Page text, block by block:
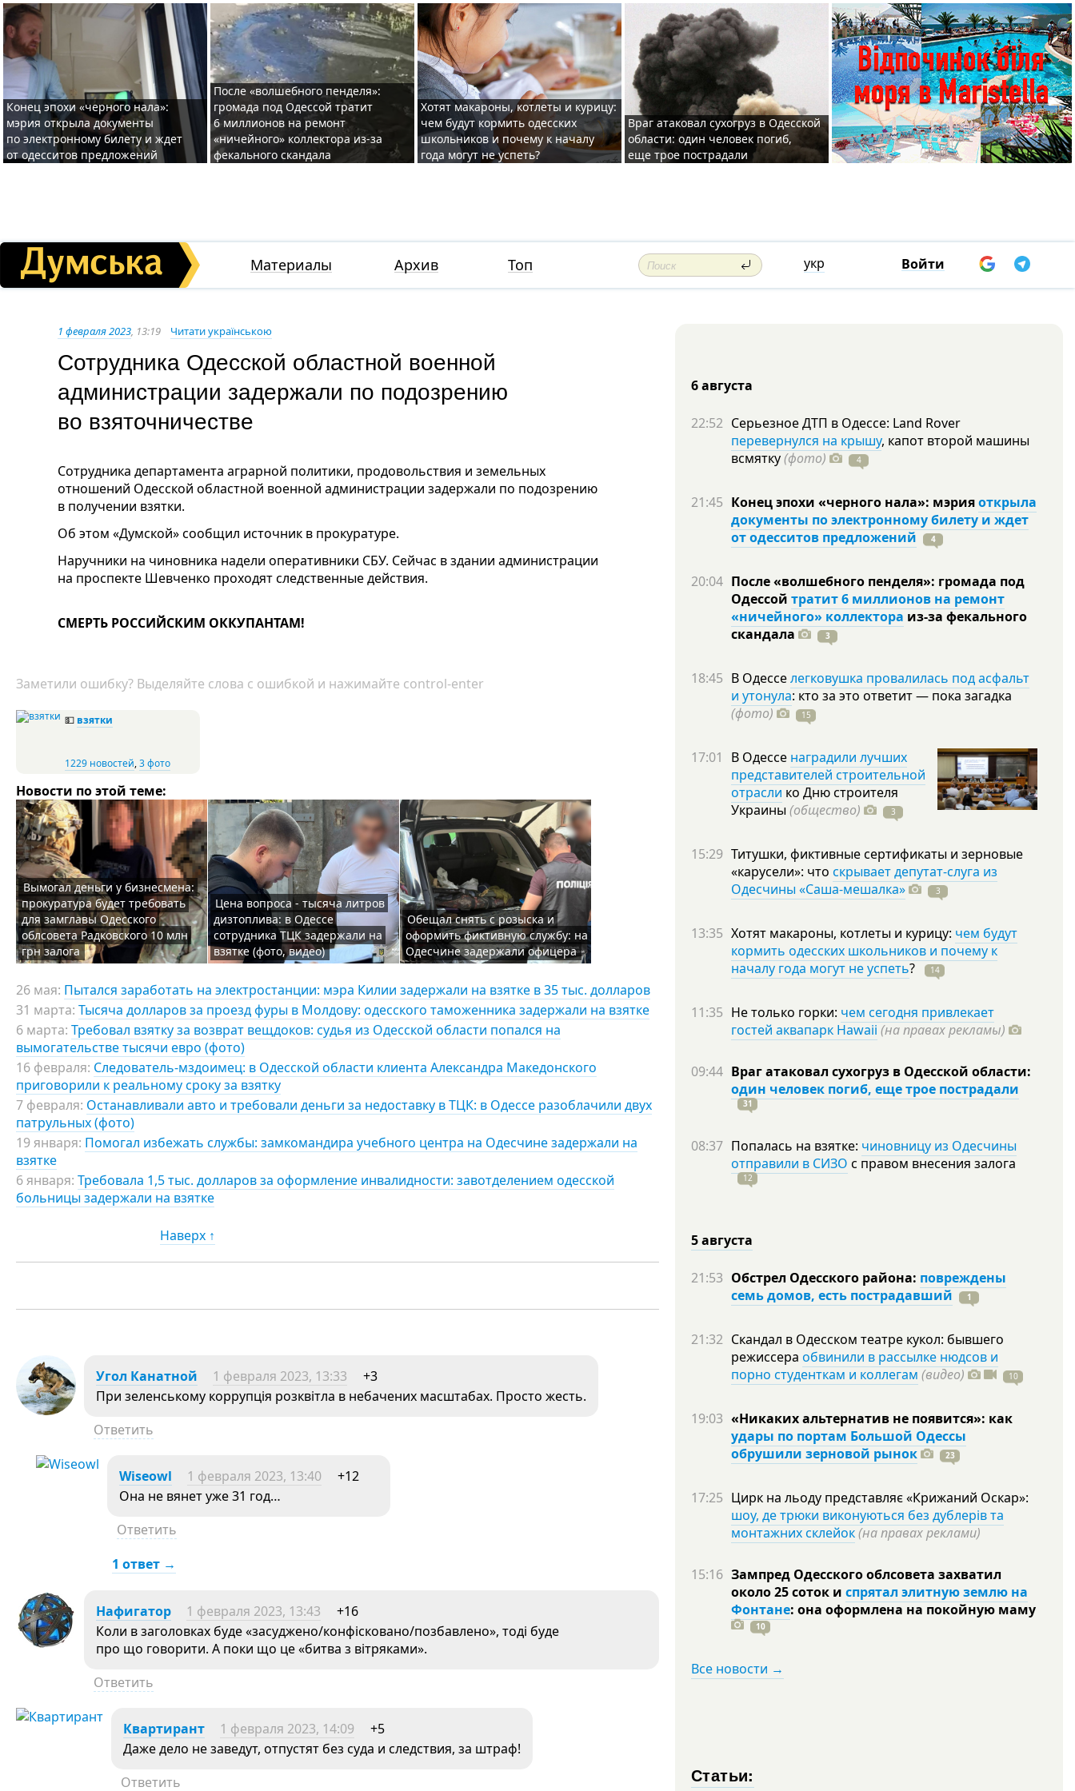
Конец эпохи «черного нала»:
мэрия открыла документы
по электронному билету и ждет
от одесситов предложений
После «волшебного пенделя»:
громада под Одессой тратит
6 миллионов на ремонт
«ничейного» коллектора из-за
фекального скандала
Хотят макароны, котлеты и курицу:
чем будут кормить одесских
школьников и почему к началу
года могут не успеть?
Враг атаковал сухогруз в Одесской
области: один человек погиб,
еще трое пострадали
Материалы Архив Топ укр Войти
1 февраля 2023, 13:19 Читати українською
Сотрудника Одесской областной военной
администрации задержали по подозрению
во взяточничестве
Сотрудника департамента аграрной политики, продовольствия и земельных
отношений Одесской областной военной администрации задержали по подозрению
в получении взятки.
Об этом «Думской» сообщил источник в прокуратуре.
Наручники на чиновника надели оперативники СБУ. Сейчас в здании администрации
на проспекте Шевченко проходят следственные действия.
СМЕРТЬ РОССИЙСКИМ ОККУПАНТАМ!
Заметили ошибку? Выделяйте слова с ошибкой и нажимайте control-enter
💵 взятки
1229 новостей,3 фото
Новости по этой теме:
Вымогал деньги у бизнесмена:
прокуратура будет требовать
для замглавы Одесского
облсовета Радковского 10 млн
грн залога
Цена вопроса - тысяча литров
дизтоплива: в Одессе
сотрудника ТЦК задержали на
взятке (фото, видео)
Обещал снять с розыска и
оформить фиктивную службу: на
Одесчине задержали офицера
26 мая: Пытался заработать на электростанции: мэра Килии задержали на взятке в 35 тыс. долларов
31 марта: Тысяча долларов за проезд фуры в Молдову: одесского таможенника задержали на взятке
6 марта: Требовал взятку за возврат вещдоков: судья из Одесской области попался на
вымогательстве тысячи евро (фото)
16 февраля: Следователь-мздоимец: в Одесской области клиента Александра Македонского
приговорили к реальному сроку за взятку
7 февраля: Останавливали авто и требовали деньги за недоставку в ТЦК: в Одессе разоблачили двух
патрульных (фото)
19 января: Помогал избежать службы: замкомандира учебного центра на Одесчине задержали на
взятке
6 января: Требовала 1,5 тыс. долларов за оформление инвалидности: завотделением одесской
больницы задержали на взятке
Наверх ↑
Угол Канатной 1 февраля 2023, 13:33
+3
При зеленському коррупція розквітла в небачених масштабах. Просто жесть.
Ответить
Wiseowl 1 февраля 2023, 13:40
+12
Она не вянет уже 31 год…
Ответить
1 ответ →
Нафигатор 1 февраля 2023, 13:43
+16
Коли в заголовках буде «засуджено/конфісковано/позбавлено», тоді буде
про що говорити. А поки що це «битва з вітряками».
Ответить
Квартирант 1 февраля 2023, 14:09
+5
Даже дело не заведут, отпустят без суда и следствия, за штраф!
Ответить
6 августа
22:52 Серьезное ДТП в Одессе: Land Rover
перевернулся на крышу, капот второй машины
всмятку(фото) 4
21:45 Конец эпохи «черного нала»: мэрияоткрыла
документы по электронному билету и ждет
от одесситов предложений
4
20:04 После «волшебного пенделя»: громада под
Одессой тратит 6 миллионов на ремонт
«ничейного» коллектора из-за фекального
скандала
3
18:45 В Одесселегковушка провалилась под асфальт
и утонула: кто за это ответит — пока загадка
(фото)
15
17:01 В Одессе наградили лучших
представителей строительной
отрасли ко Дню строителя
Украины (общество) 3
15:29 Титушки, фиктивные сертификаты и зерновые
«карусели»: что скрывает депутат-слуга из
Одесчины «Саша-мешалка»
3
13:35 Хотят макароны, котлеты и курицу: чем будут
кормить одесских школьников и почему к
началу года могут не успеть? 14
11:35 Не только горки: чем сегодня привлекает
гостей аквапарк Hawaii (на правах рекламы)
09:44 Враг атаковал сухогруз в Одесской области:
один человек погиб, еще трое пострадали
31
08:37 Попалась на взятке: чиновницу из Одесчины
отправили в СИЗО с правом внесения залога
12
5 августа
21:53 Обстрел Одесского района: повреждены
семь домов, есть пострадавший
1
21:32 Скандал в Одесском театре кукол: бывшего
режиссера обвинили в рассылке нюдсов и
порно студенткам и коллегам (видео) 10
19:03 «Никаких альтернатив не появится»: как
удары по портам Большой Одессы
обрушили зерновой рынок
23
17:25 Цирк на льоду представляє «Крижаний Оскар»:
шоу, де трюки виконуються без дублерів та
монтажних склейок(на правах реклами)
15:16 Зампред Одесского облсовета захватил
около 25 соток и спрятал элитную землю на
Фонтане: она оформлена на покойную маму
10
Все новости →
Статьи: